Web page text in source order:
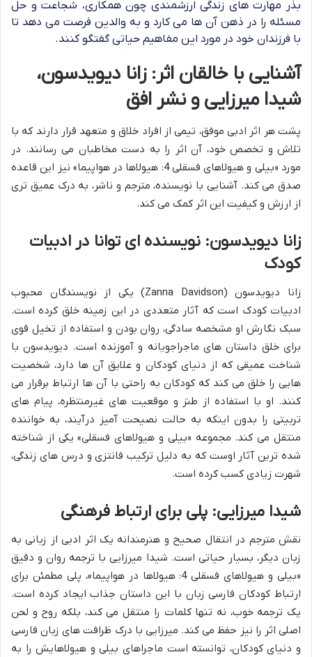
بذر مهارت های زندگی ارزشمندی چون همکاری، شجاعت و حل
مسئله را در ذهن آن ها می کارد و به والدین فرصت می دهد تا
با فرزندان خود در مورد این مفاهیم حیاتی گفتگو کنند.
آشنایی با خالقان اثر: زانا دیویدسون،
شیدا میرزایی و نشر افق
پشت هر اثر ادبی موفق، تیمی از افراد خلاق و متعهد قرار دارند که با
تلاش و تخصص خود، آن اثر را به دست مخاطبان می رسانند. در
مورد «بیلی و هیولاهای فسقلی 4: هیولاها در هواپیما» نیز این قاعده
صدق می کند. آشنایی با نویسنده، مترجم و ناشر، به درک عمیق تری
از ارزش و کیفیت این اثر کمک می کند.
زانا دیویدسون: نویسنده ای توانا در ادبیات
کودک
زانا دیویدسون (Zanna Davidson) یکی از نویسندگان محبوب
ادبیات کودک است که آثار متعددی در این زمینه خلق کرده است.
سبک نگارش او مشخصه سادگی، روان بودن و استفاده از تخیل قوی
برای خلق داستان های ماجراجویانه و آموزنده است. دیویدسون با
شناخت عمیقی که از دنیای کودکان و علایق آن ها دارد، شخصیت
هایی را خلق می کند که کودکان به راحتی با آن ها ارتباط برقرار می
کنند. او با استفاده از طنز و موقعیت های غیرمنتظره، پیام های
تربیتی را بدون اینکه به حالت نصیحت آمیز درآیند، به خواننده
منتقل می کند. مجموعه «بیلی و هیولاهای فسقلی» یکی از شناخته
شده ترین آثار اوست که به دلیل ترکیب فانتزی و درس های زندگی،
شهرت زیادی کسب کرده است.
شیدا میرزایی: پلی برای ارتباط فرهنگی
نقش مترجم در انتقال صحیح و هنرمندانه یک اثر ادبی از زبانی به
زبان دیگر، بسیار حیاتی است. شیدا میرزایی با ترجمه روان و دقیق
«بیلی و هیولاهای فسقلی 4: هیولاها در هواپیما»، پلی مطمئن برای
ارتباط کودکان فارسی زبان با این داستان جذاب ایجاد کرده است.
یک ترجمه خوب، نه تنها کلمات را منتقل می کند، بلکه روح و لحن
اصلی اثر را نیز حفظ می کند. میرزایی با درک ظرافت های زبان فارسی
و دنیای کودکان، توانسته است ماجراهای بیلی و هیولاهایش را به